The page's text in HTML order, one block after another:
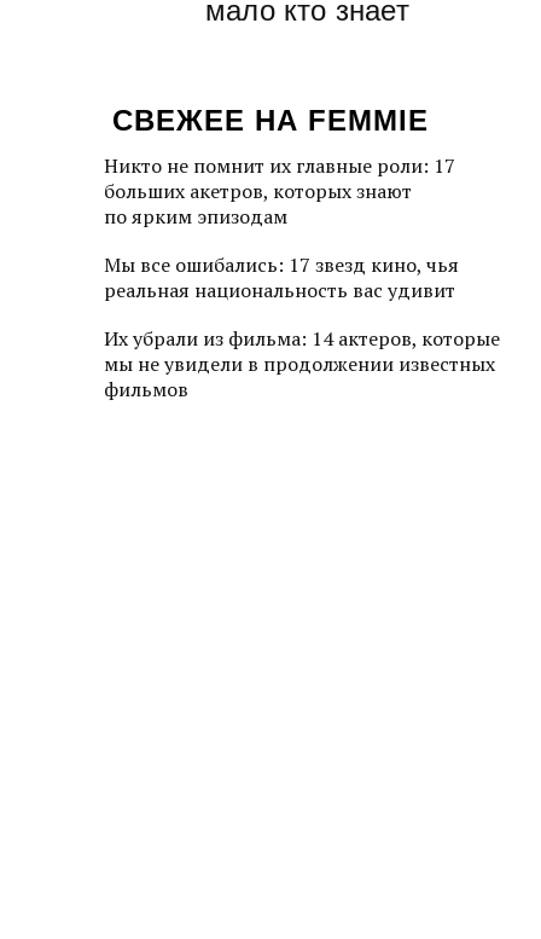
мало кто знает
СВЕЖЕЕ НА FEMMIE
Никто не помнит их главные роли: 17
больших акетров, которых знают
по ярким эпизодам
Мы все ошибались: 17 звезд кино, чья
реальная национальность вас удивит
Их убрали из фильма: 14 актеров, которые
мы не увидели в продолжении известных
фильмов